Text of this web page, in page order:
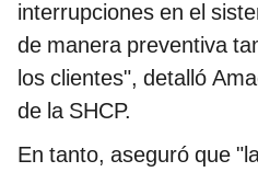
interrupciones en el
de manera preventiva
los clientes", detalló
de la SHCP.
En tanto, aseguró que